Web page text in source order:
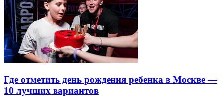
Где отметить день рождения ребенка в Москве —
10 лучших вариантов